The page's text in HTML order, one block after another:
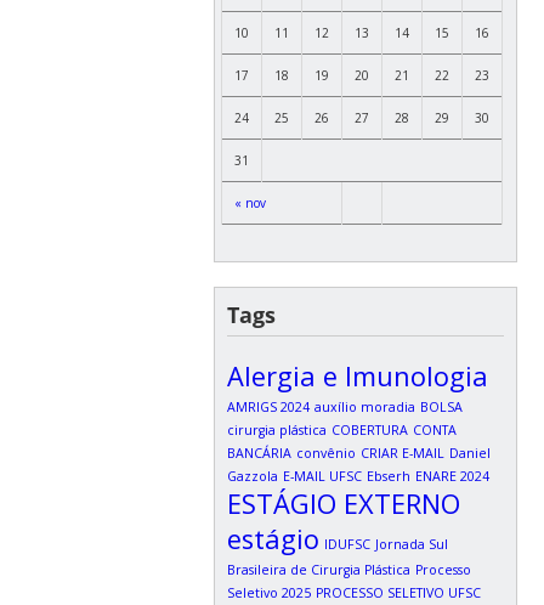
« nov
10 11 12 13 14 15 16
17 18 19 20 21 22 23
24 25 26 27 28 29 30
31
Tags
Alergia e Imunologia
AMRIGS 2024 auxílio moradia BOLSA
cirurgia plástica COBERTURA CONTA
BANCÁRIA convênio CRIAR E-MAIL
Daniel
Gazzola E-MAIL UFSC Ebserh ENARE 2024
ESTÁGIO EXTERNO
estágio IDUFSC Jornada Sul
Brasileira de Cirurgia Plástica Processo
Seletivo 2025 PROCESSO SELETIVO UFSC